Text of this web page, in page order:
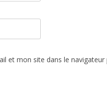
et mon site dans le